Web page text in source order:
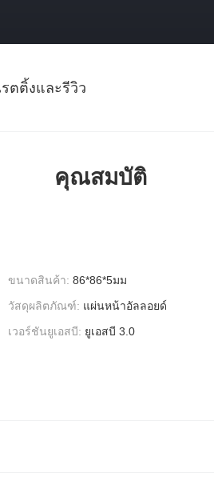
รตติ้งและรีวิว
คุณสมบัติ
ขนาดสินค้า: 86*86*5มม
วัสดุผลิตภัณฑ์: แผ่นหน้าอัลลอยด์
เวอร์ชันยูเอสบี: ยูเอสบี 3.0